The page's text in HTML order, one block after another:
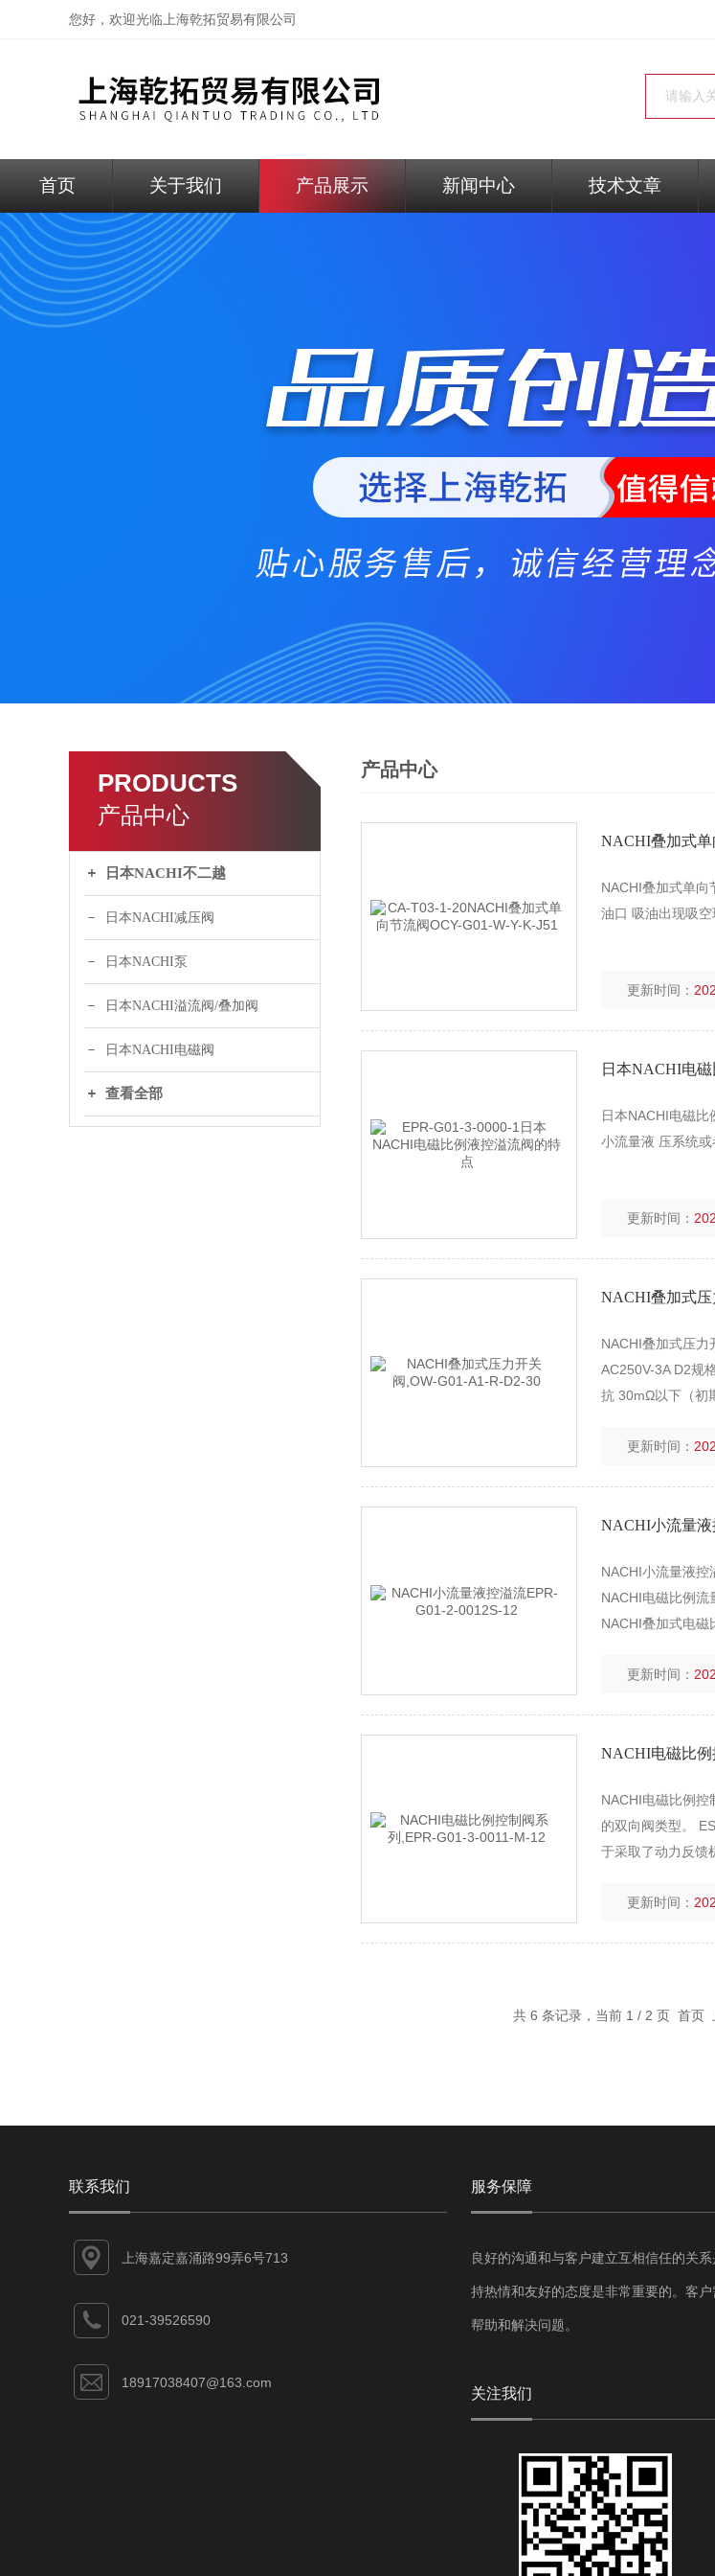
您好，欢迎光临上海乾拓贸易有限公司
首页 关于我们 产品展示 新闻中心 技术文章
PRODUCTS
产品中心
日本NACHI不二越
日本NACHI减压阀
日本NACHI泵
日本NACHI溢流阀/叠加阀
日本NACHI电磁阀
查看全部
产品中心
NACHI叠加式单
NACHI叠加式单向
油口 吸油出现吸
更新时间：
日本NACHI电
日本NACHI电磁
小流量液 压系统
更新时间：
NACHI叠加式压
NACHI叠加式压力
AC250V-3A D2规
抗 30mΩ以下（初
更新时间：
NACHI小流量液
NACHI小流量液
NACHI电磁比例流
NACHI叠加式电磁
更新时间：
NACHI电磁比例
NACHI电磁比例
的双向阀类型。
于采取了动力反馈
更新时间：
共 6 条记录，当前 1 / 2 页 首页
联系我们
上海嘉定嘉涌路99弄6号713
021-39526590
18917038407@163.com
服务保障
良好的沟通和与客户建立互相信任的关
持热情和友好的态度是非常重要的。客
帮助和解决问题。
关注我们